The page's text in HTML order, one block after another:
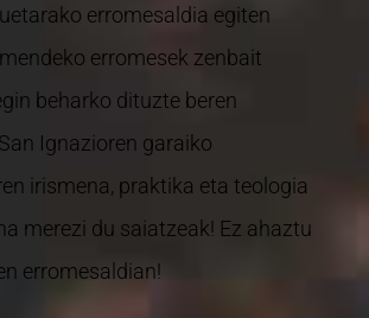
erromesaldia egiten
erromesek zenbait
beharko dituzte beren
Ignazioren garaiko
irismena, praktika eta teologia
merezi du saiatzeak! Ez ahaztu
erromesaldian!